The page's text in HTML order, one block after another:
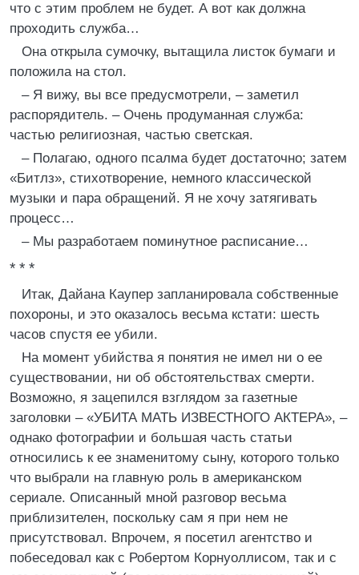
что с этим проблем не будет. А вот как должна
проходить служба…
Она открыла сумочку, вытащила листок бумаги и
положила на стол.
– Я вижу, вы все предусмотрели, – заметил
распорядитель. – Очень продуманная служба:
частью религиозная, частью светская.
– Полагаю, одного псалма будет достаточно; затем
«Битлз», стихотворение, немного классической
музыки и пара обращений. Я не хочу затягивать
процесс…
– Мы разработаем поминутное расписание…
* * *
Итак, Дайана Каупер запланировала собственные
похороны, и это оказалось весьма кстати: шесть
часов спустя ее убили.
На момент убийства я понятия не имел ни о ее
существовании, ни об обстоятельствах смерти.
Возможно, я зацепился взглядом за газетные
заголовки – «УБИТА МАТЬ ИЗВЕСТНОГО АКТЕРА», –
однако фотографии и большая часть статьи
относились к ее знаменитому сыну, которого только
что выбрали на главную роль в американском
сериале. Описанный мной разговор весьма
приблизителен, поскольку сам я при нем не
присутствовал. Впрочем, я посетил агентство и
побеседовал как с Робертом Корнуоллисом, так и с